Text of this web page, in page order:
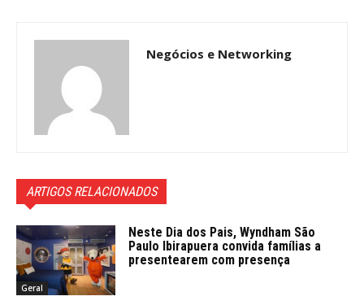
Negócios e Networking
ARTIGOS RELACIONADOS
Geral
Neste Dia dos Pais, Wyndham São
Paulo Ibirapuera convida famílias a
presentearem com presença